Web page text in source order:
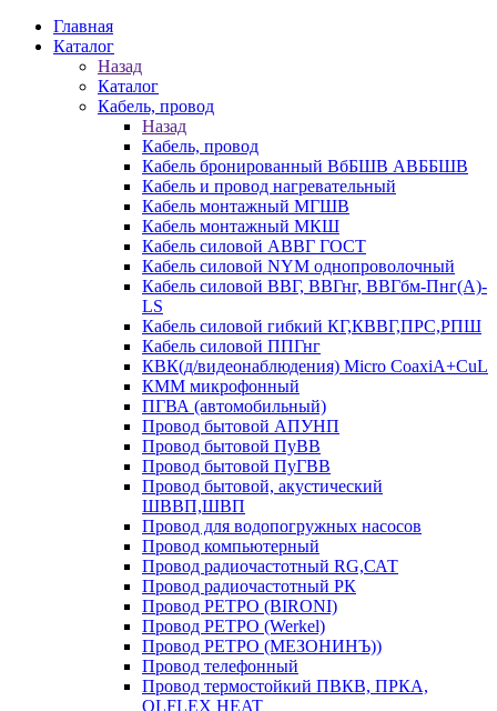
Главная
Каталог
Назад
Каталог
Кабель, провод
Назад
Кабель, провод
Кабель бронированный ВбБШВ АВББШВ
Кабель и провод нагревательный
Кабель монтажный МГШВ
Кабель монтажный МКШ
Кабель силовой АВВГ ГОСТ
Кабель силовой NYM однопроволочный
Кабель силовой ВВГ, ВВГнг, ВВГбм-Пнг(А)-
LS
Кабель силовой гибкий КГ,КВВГ,ПРС,РПШ
Кабель силовой ППГнг
КВК(д/видеонаблюдения) Micro CoaxiA+CuL
КММ микрофонный
ПГВА (автомобильный)
Провод бытовой АПУНП
Провод бытовой ПуВВ
Провод бытовой ПуГВВ
Провод бытовой, акустический
ШВВП,ШВП
Провод для водопогружных насосов
Провод компьютерный
Провод радиочастотный RG,САТ
Провод радиочастотный РК
Провод РЕТРО (BIRONI)
Провод РЕТРО (Werkel)
Провод РЕТРО (МЕЗОНИНЪ))
Провод телефонный
Провод термостойкий ПВКВ, ПРКА,
OLFLEX HEAT